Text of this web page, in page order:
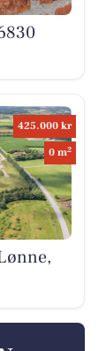
425.000 kr
0 m2